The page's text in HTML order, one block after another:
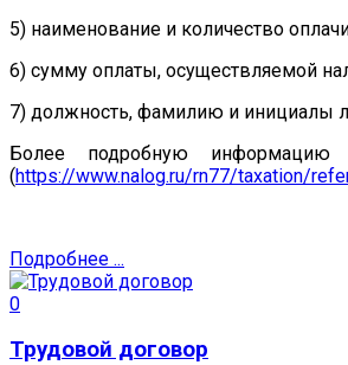
5) наименование и количество
6) сумму оплаты, осуществляемой
7) должность, фамилию и инициалы
Более подробную
(https://www.nalog.ru/rn77/taxation/
Подробнее ...
0
Трудовой договор